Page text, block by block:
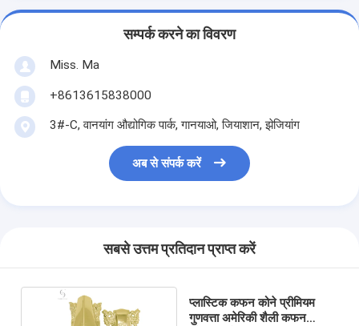
सम्पर्क करने का विवरण
Miss. Ma
+8613615838000
3#-C, वानयांग औद्योगिक पार्क, गानयाओ, जियाशान, झेजियांग
अब से संपर्क करें
सबसे उत्तम प्रतिदान प्राप्त करें
प्लास्टिक कफन कोने प्रीमियम
गुणवत्ता अमेरिकी शैली कफन